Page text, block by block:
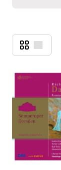
Anzeigen als
ListeListe